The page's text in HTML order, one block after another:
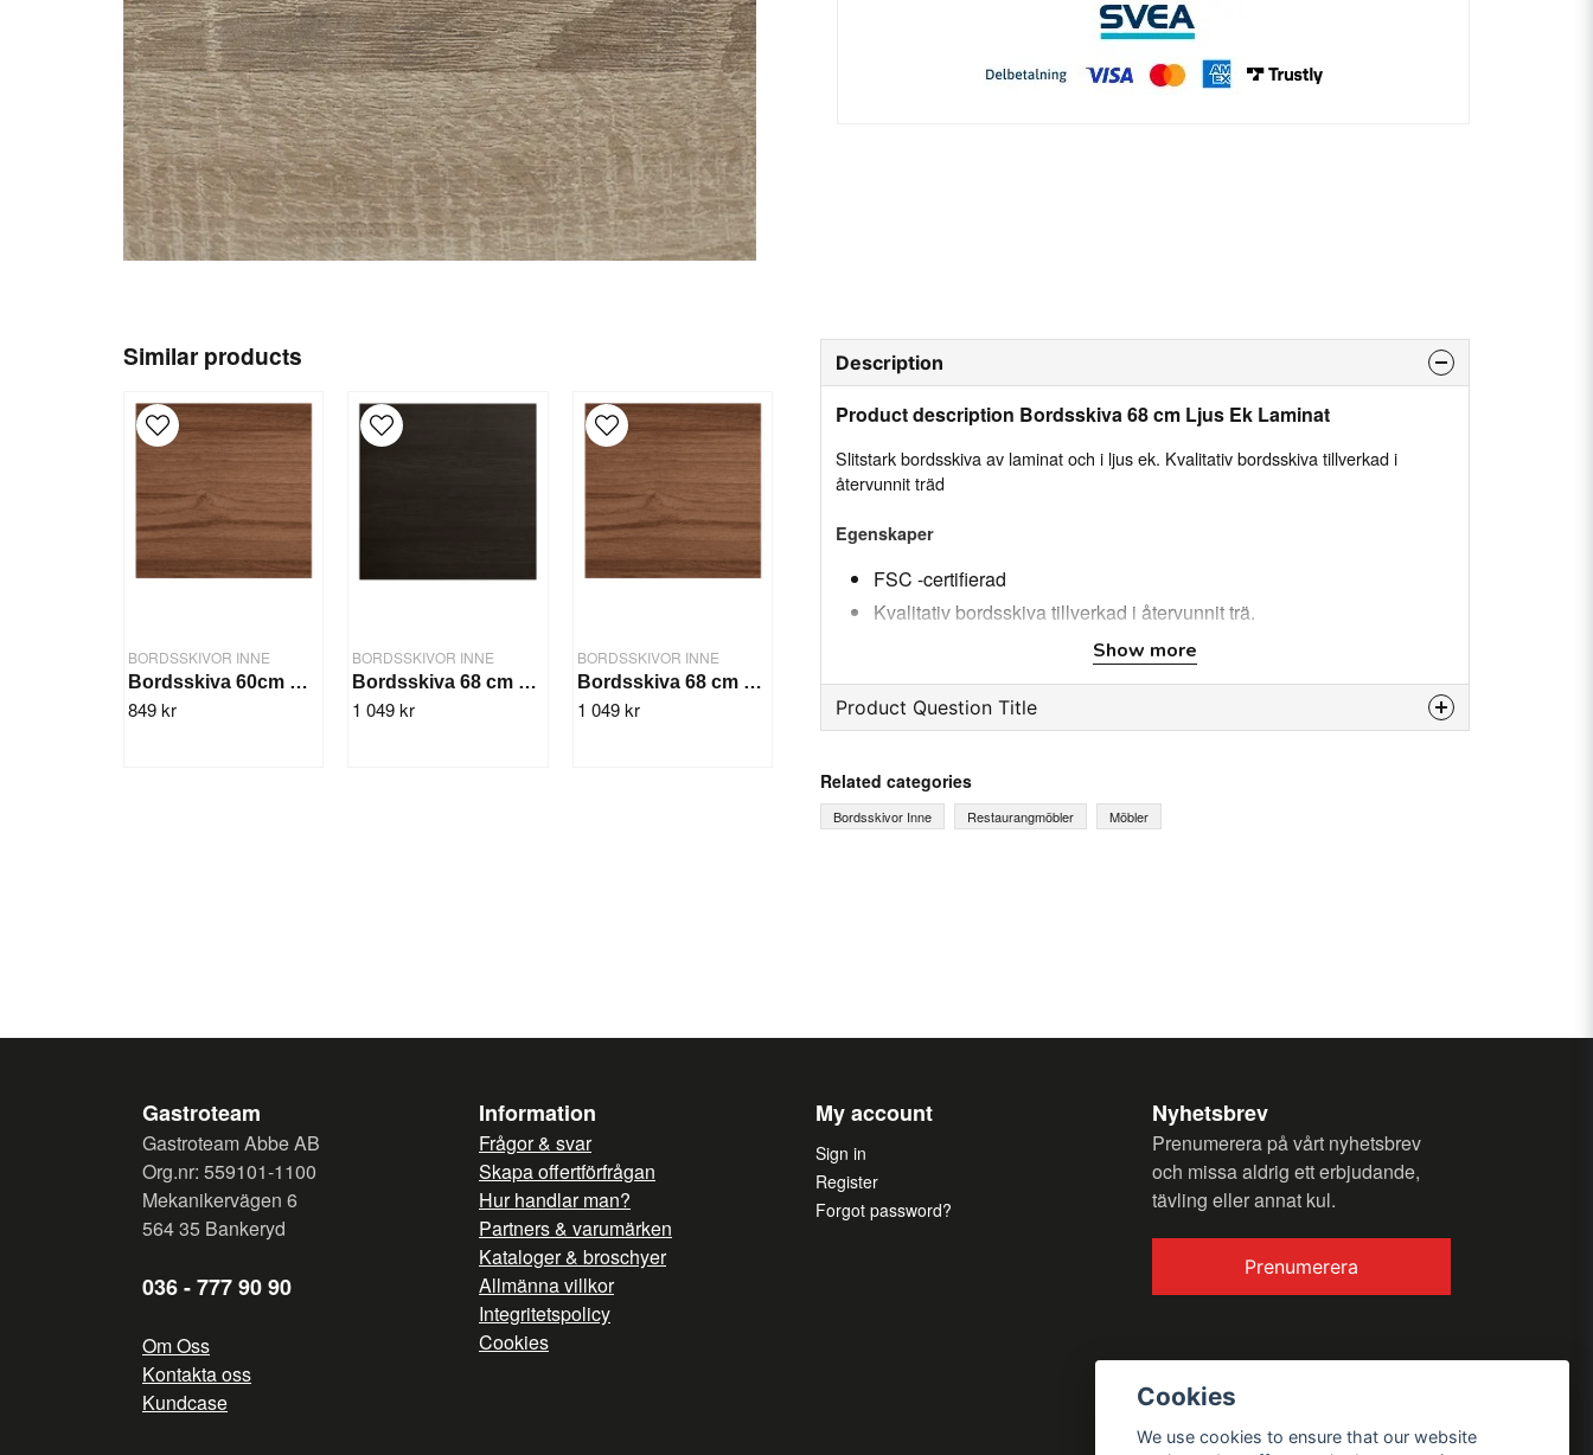
Similar products
BORDSSKIVOR INNE
Bordsskiva 60cm Valnöt
849 kr
BORDSSKIVOR INNE
Bordsskiva 68 cm Wenge
1 049 kr
BORDSSKIVOR INNE
Bordsskiva 68 cm Valnöt
1 049 kr
Description
Product description Bordsskiva 68 cm Ljus Ek Laminat
Slitstark bordsskiva av laminat och i ljus ek. Kvalitativ bordsskiva tillverkad i
återvunnit träd
Egenskaper
FSC -certifierad
Kvalitativ bordsskiva tillverkad i återvunnit trä.
Bordsskiva med ABS-kanter
Slät och lätt att torka av.
Tjocklek: 18 mm
Färg: Färg: Ljus Ek/Light Oak Sanoma (EF6320)
Show more
Product Question Title
Ask us something about this product...
Related categories
Bordsskivor Inne Restaurangmöbler Möbler
Gastroteam
Gastroteam Abbe AB
Org.nr: 559101-1100
Mekanikervägen 6
564 35 Bankeryd
036 - 777 90 90
Om Oss
Kontakta oss
Kundcase
Information
Frågor & svar
Skapa offertförfrågan
Hur handlar man?
Partners & varumärken
Kataloger & broschyer
Allmänna villkor
Integritetspolicy
Cookies
My account
Sign in
Register
Forgot password?
Nyhetsbrev
Prenumerera på vårt nyhetsbrev
och missa aldrig ett erbjudande,
tävling eller annat kul.
Prenumerera
Cookies
We use cookies to ensure that our website